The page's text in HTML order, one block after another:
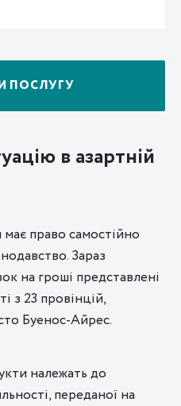
ПОСЛУГУ
в азартній
право самостійно
Зараз
на гроші представлені
з 23 провінцій,
Буенос-Айрес.
належать до
переданої на